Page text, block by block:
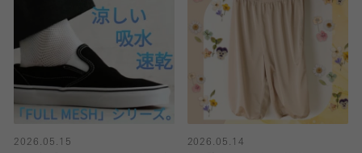
2026.05.15
2026.05.14